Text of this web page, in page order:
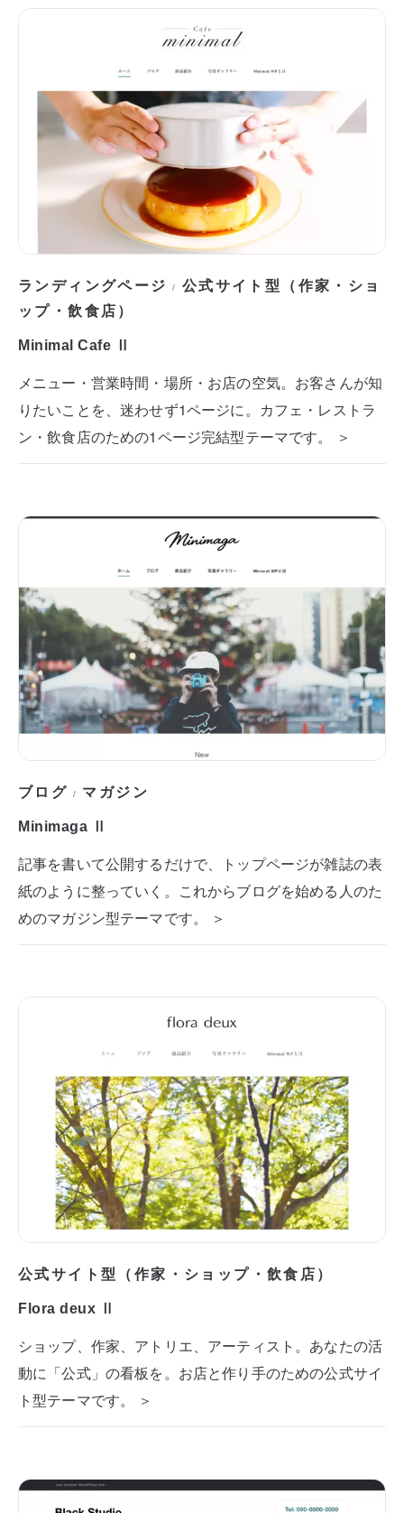
ランディングページ / 公式サイト型（作家・ショ
ップ・飲食店）
Minimal Cafe Ⅱ
メニュー・営業時間・場所・お店の空気。お客さんが知
りたいことを、迷わせず1ページに。カフェ・レストラ
ン・飲食店のための1ページ完結型テーマです。 ＞
ブログ / マガジン
Minimaga Ⅱ
記事を書いて公開するだけで、トップページが雑誌の表
紙のように整っていく。これからブログを始める人のた
めのマガジン型テーマです。 ＞
公式サイト型（作家・ショップ・飲食店）
Flora deux Ⅱ
ショップ、作家、アトリエ、アーティスト。あなたの活
動に「公式」の看板を。お店と作り手のための公式サイ
ト型テーマです。 ＞